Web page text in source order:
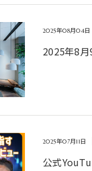
2025年08月04日
2025年8
2025年07月11日
公式